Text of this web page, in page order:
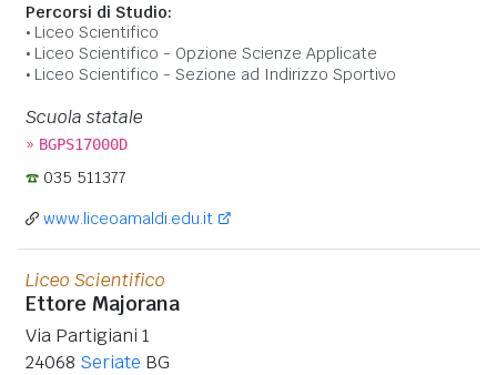
Percorsi di Studio:
Liceo Scientifico
Liceo Scientifico - Opzione Scienze Applicate
Liceo Scientifico - Sezione ad Indirizzo Sportivo
Scuola statale
» BGPS17000D
035 511377
www.liceoamaldi.edu.it
Liceo Scientifico
Ettore Majorana
Via Partigiani 1
24068 Seriate BG